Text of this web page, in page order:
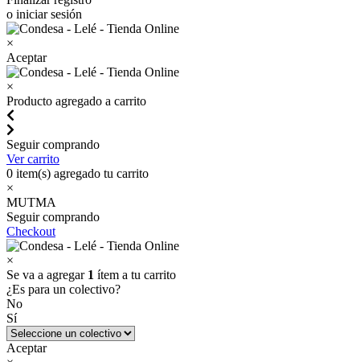
o iniciar sesión
×
Aceptar
×
Producto agregado a carrito
Seguir comprando
Ver carrito
0 item(s) agregado tu carrito
×
MUTMA
Seguir comprando
Checkout
×
Se va a agregar 1 ítem a tu carrito
¿Es para un colectivo?
No
Sí
Aceptar